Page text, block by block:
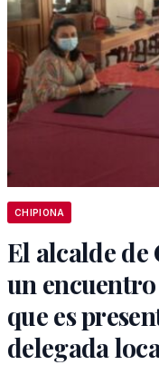
CHIPIONA
El alcalde
un
que es
delegada